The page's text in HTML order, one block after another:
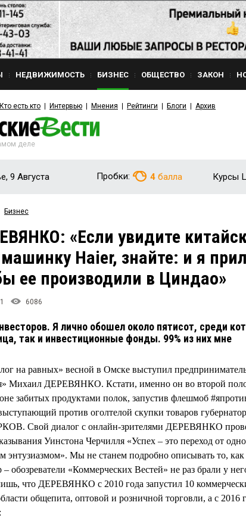
НЕДВИЖИМОСТЬ БИЗНЕС ОБЩЕСТВО ЗАКОН
Кто есть кто Интервью Мнения Рейтинги Блоги Архив
деле
9 Августа Пробки: 4 балла Курсы
Бизнес
«Если увидите
Haier, знайте: и я
ее производили в Циндао»
1 6086
Я лично обошел около пятисот, среди
так и инвестиционные фонды. 99% из них мне
на равных» весной в Омске выступил
Михаил ДЕРЕВЯНКО. Кстати, именно он во второй
забитых продуктами полок, запустив флешмоб
против оголтелой скупки товаров
Свой диалог с онлайн-зрителями ДЕРЕВЯНКО
Уинстона Черчилля «Успех – это переход от
энтузиазмом». Мы не станем подробно описывать то, как
– обозреватели «Коммерческих Вестей» не раз брали у
что ДЕРЕВЯНКО с 2010 года запустил 10
общепита, оптовой и розничной торговли, а с 2016